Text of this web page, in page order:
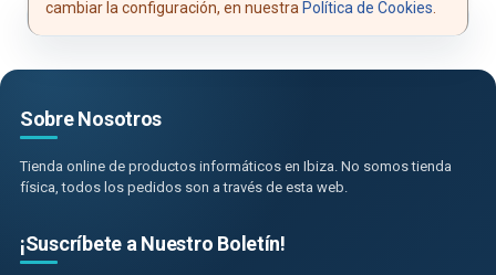
cambiar la configuración, en nuestra Política de Cookies
Sobre Nosotros
Tienda online de productos informáticos en Ibiza. No somos tienda
física, todos los pedidos son a través de esta web.
¡Suscríbete a Nuestro Boletín!